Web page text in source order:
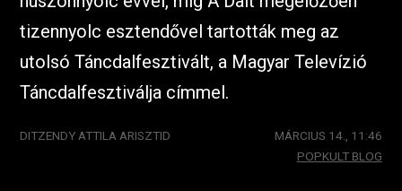
tizennyolc esztendővel tartották meg az
utolsó Táncdalfesztivált, a Magyar Televízió
Táncdalfesztiválja címmel.
DITZENDY ATTILA ARISZTID
MÁRCIUS 14., 11:46
POPKULT BLOG